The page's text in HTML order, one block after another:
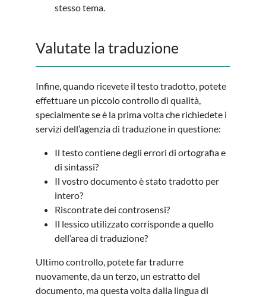
stesso tema.
Valutate la traduzione
Infine, quando ricevete il testo tradotto, potete
effettuare un piccolo controllo di qualità,
specialmente se è la prima volta che richiedete i
servizi dell’agenzia di traduzione in questione:
Il testo contiene degli errori di ortografia e
di sintassi?
Il vostro documento è stato tradotto per
intero?
Riscontrate dei controsensi?
Il lessico utilizzato corrisponde a quello
dell’area di traduzione?
Ultimo controllo, potete far tradurre
nuovamente, da un terzo, un estratto del
documento, ma questa volta dalla lingua di